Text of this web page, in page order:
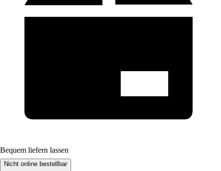
Bequem liefern lassen
Nicht online bestellbar